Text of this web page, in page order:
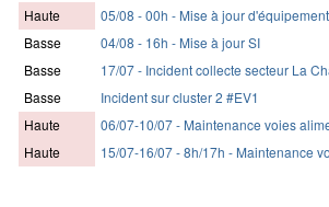
Haute 05/08 - 00h - Mise à jour
Basse 04/08 - 16h - Mise à jour SI
Basse 17/07 - Incident collecte secteur La
Basse Incident sur cluster 2 #EV1
Haute 06/07-10/07 - Maintenance voies
Haute 15/07-16/07 - 8h/17h - Maintenance